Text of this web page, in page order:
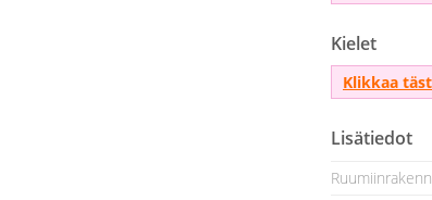
Kielet
Klikkaa
Lisätiedot